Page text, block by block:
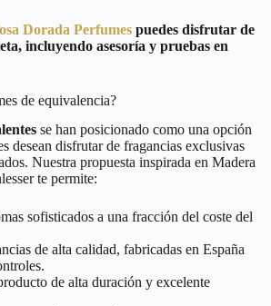
Dorada Perfumes puedes disfrutar de
incluyendo asesoría y pruebas en
de equivalencia?
se han posicionado como una opción
desean disfrutar de fragancias exclusivas
Nuestra propuesta inspirada en Madera
te permite:
sofisticados a una fracción del coste del
de alta calidad, fabricadas en España
de alta duración y excelente